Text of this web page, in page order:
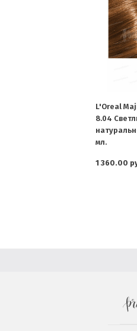
L'Oreal
8.04
мл.
1 360.00